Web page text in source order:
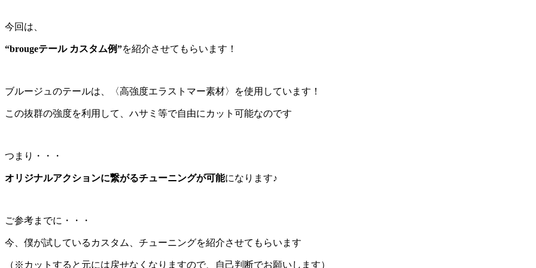
今回は、
“brougeテール カスタム例”を紹介させてもらいます！
ブルージュのテールは、〈高強度エラストマー素材〉を使用しています！
この抜群の強度を利用して、ハサミ等で自由にカット可能なのです
つまり・・・
オリジナルアクションに繋がるチューニングが可能になります♪
ご参考までに・・・
今、僕が試しているカスタム、チューニングを紹介させてもらいます
（※カットすると元には戻せなくなりますので、自己判断でお願いします）